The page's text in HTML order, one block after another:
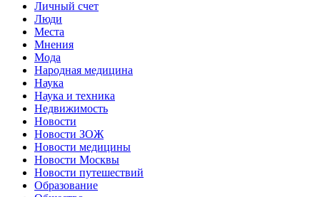
Личный счет
Люди
Места
Мнения
Мода
Народная медицина
Наука
Наука и техника
Недвижимость
Новости
Новости ЗОЖ
Новости медицины
Новости Москвы
Новости путешествий
Образование